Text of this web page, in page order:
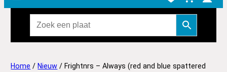
Home / Nieuw / Frightnrs – Always (red and blue spattered